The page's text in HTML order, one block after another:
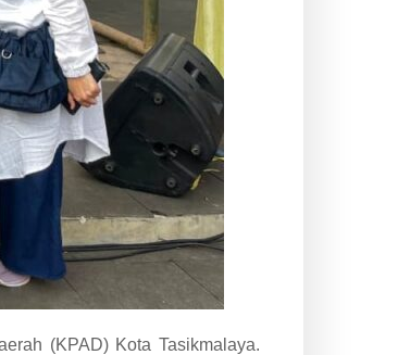
(KPAD) Kota Tasikmalaya.